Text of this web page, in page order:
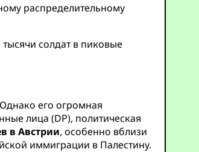
распределительному
тысячи солдат в пиковые
его огромная
лица (DP), политическая
в Австрии, особенно вблизи
иммиграции в Палестину.